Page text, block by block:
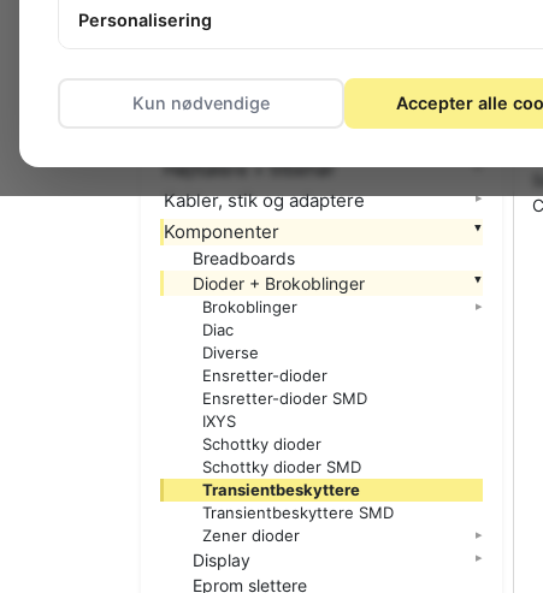
Computerudstyr
El-materiel (installation)
Foto
Højttalere + tilbehør
Kabler, stik og adaptere
Komponenter
Breadboards
Dioder + Brokoblinger
Brokoblinger
Diac
Diverse
Ensretter-dioder
Ensretter-dioder SMD
IXYS
Schottky dioder
Schottky dioder SMD
Transientbeskyttere
Transientbeskyttere SMD
Zener dioder
Display
Eprom slettere
Personalisering
Kun nødvendige Accepter alle